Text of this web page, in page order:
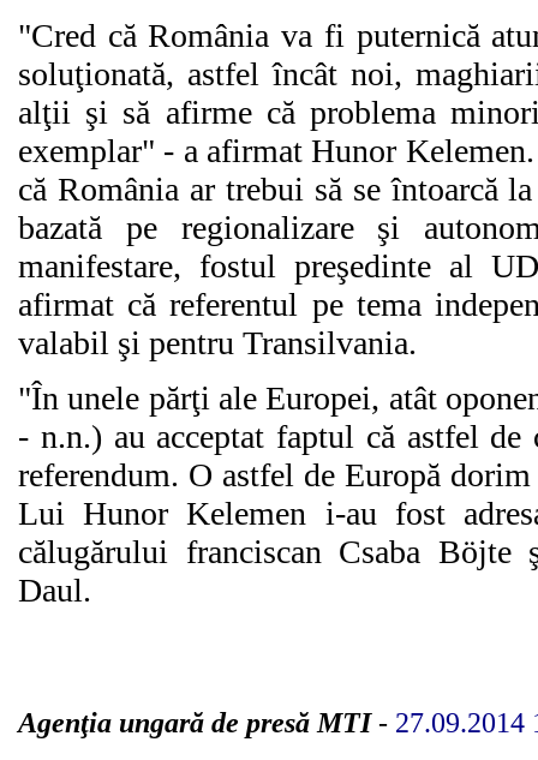
"Cred că România va fi puternică
soluţionată, astfel încât noi,
alţii şi să afirme că problema
exemplar" - a afirmat Hunor
că România ar trebui să se întoarcă
bazată pe regionalizare şi
manifestare, fostul preşedinte al
afirmat că referentul pe tema
valabil şi pentru Transilvania.
"În unele părţi ale Europei, atât
- n.n.) au acceptat faptul că astfel
referendum. O astfel de Europă
Lui Hunor Kelemen i-au fost
călugărului franciscan Csaba Böjte
Daul.
Agenţia ungară de presă MTI - 27.09.2014